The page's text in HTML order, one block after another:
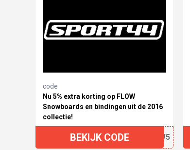
code
Nu 5% extra korting op FLOW
Snowboards en bindingen uit de 2016
collectie!
FLOW5
BEKIJK CODE